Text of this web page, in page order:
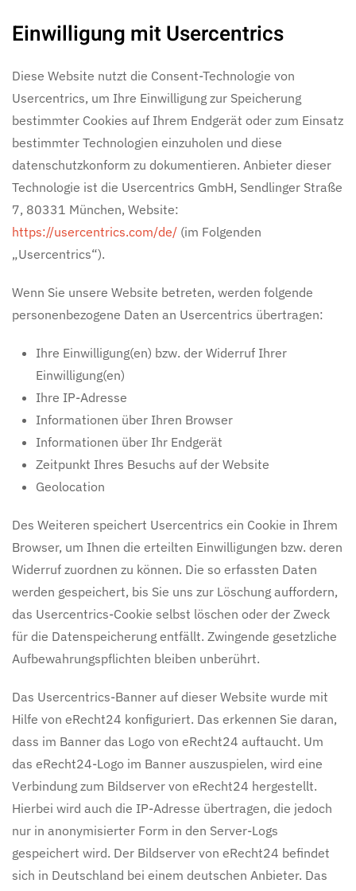
Einwilligung mit Usercentrics
Diese Website nutzt die Consent-Technologie von
Usercentrics, um Ihre Einwilligung zur Speicherung
bestimmter Cookies auf Ihrem Endgerät oder zum Einsatz
bestimmter Technologien einzuholen und diese
datenschutzkonform zu dokumentieren. Anbieter dieser
Technologie ist die Usercentrics GmbH, Sendlinger Straße
7, 80331 München, Website:
https://usercentrics.com/de/ (im Folgenden
„Usercentrics“).
Wenn Sie unsere Website betreten, werden folgende
personenbezogene Daten an Usercentrics übertragen:
Ihre Einwilligung(en) bzw. der Widerruf Ihrer
Einwilligung(en)
Ihre IP-Adresse
Informationen über Ihren Browser
Informationen über Ihr Endgerät
Zeitpunkt Ihres Besuchs auf der Website
Geolocation
Des Weiteren speichert Usercentrics ein Cookie in Ihrem
Browser, um Ihnen die erteilten Einwilligungen bzw. deren
Widerruf zuordnen zu können. Die so erfassten Daten
werden gespeichert, bis Sie uns zur Löschung auffordern,
das Usercentrics-Cookie selbst löschen oder der Zweck
für die Datenspeicherung entfällt. Zwingende gesetzliche
Aufbewahrungspflichten bleiben unberührt.
Das Usercentrics-Banner auf dieser Website wurde mit
Hilfe von eRecht24 konfiguriert. Das erkennen Sie daran,
dass im Banner das Logo von eRecht24 auftaucht. Um
das eRecht24-Logo im Banner auszuspielen, wird eine
Verbindung zum Bildserver von eRecht24 hergestellt.
Hierbei wird auch die IP-Adresse übertragen, die jedoch
nur in anonymisierter Form in den Server-Logs
gespeichert wird. Der Bildserver von eRecht24 befindet
sich in Deutschland bei einem deutschen Anbieter. Das